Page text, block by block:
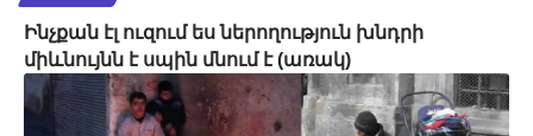
Ինչքան էլ ուզում ես ներողություն խնդրի
միևնույնն է սպին մնում է (առակ)